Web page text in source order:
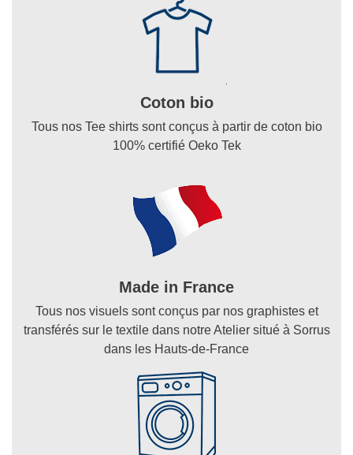
Coton bio
Tous nos Tee shirts sont conçus à partir de coton bio
100% certifié Oeko Tek
Made in France
Tous nos visuels sont conçus par nos graphistes et
transférés sur le textile dans notre Atelier situé à Sorrus
dans les Hauts-de-France